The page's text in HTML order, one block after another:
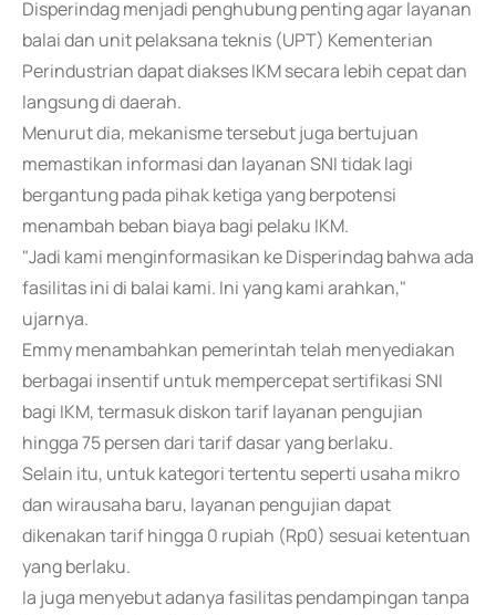
Disperindag menjadi penghubung penting agar layanan
balai dan unit pelaksana teknis (UPT) Kementerian
Perindustrian dapat diakses IKM secara lebih cepat dan
langsung di daerah.
Menurut dia, mekanisme tersebut juga bertujuan
memastikan informasi dan layanan SNI tidak lagi
bergantung pada pihak ketiga yang berpotensi
menambah beban biaya bagi pelaku IKM.
"Jadi kami menginformasikan ke Disperindag bahwa ada
fasilitas ini di balai kami. Ini yang kami arahkan,"
ujarnya.
Emmy menambahkan pemerintah telah menyediakan
berbagai insentif untuk mempercepat sertifikasi SNI
bagi IKM, termasuk diskon tarif layanan pengujian
hingga 75 persen dari tarif dasar yang berlaku.
Selain itu, untuk kategori tertentu seperti usaha mikro
dan wirausaha baru, layanan pengujian dapat
dikenakan tarif hingga 0 rupiah (Rp0) sesuai ketentuan
yang berlaku.
Ia juga menyebut adanya fasilitas pendampingan tanpa